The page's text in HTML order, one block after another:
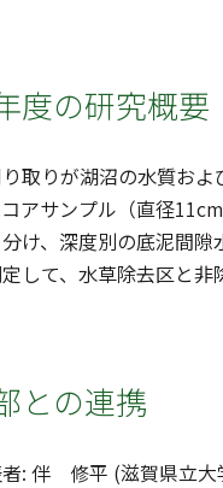
度の研究概要
取りが湖沼の水質お
アサンプル（直径
け、深度別の底泥間
して、水草除去区と
との連携
: 伴 修平 (滋賀県立大